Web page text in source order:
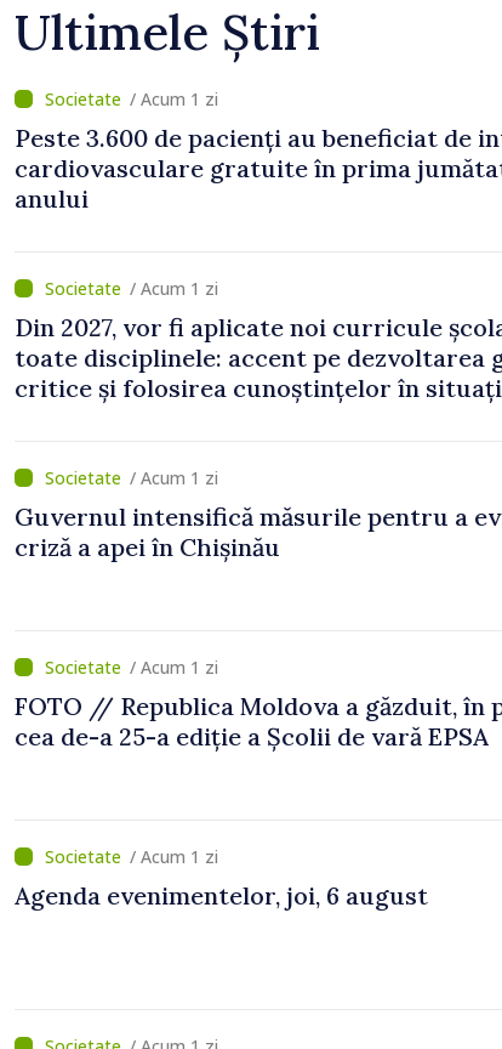
Ultimele Știri
/ Acum 1 zi
Peste 3.600 de pacienți au beneficiat de
cardiovasculare gratuite în prima
anului
/ Acum 1 zi
Din 2027, vor fi aplicate noi curricule
toate disciplinele: accent pe dezvoltarea
critice și folosirea cunoștințelor în
/ Acum 1 zi
Guvernul intensifică măsurile pentru a
criză a apei în Chișinău
/ Acum 1 zi
FOTO // Republica Moldova a găzduit, în
cea de-a 25-a ediție a Școlii de vară EPSA
/ Acum 1 zi
Agenda evenimentelor, joi, 6 august